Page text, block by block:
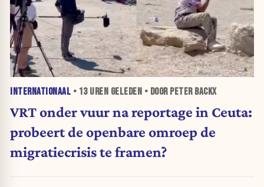
INTERNATIONAAL • 13 UREN GELEDEN • DOOR PETER BACKX
VRT onder vuur na reportage in Ceuta:
probeert de openbare omroep de
migratiecrisis te framen?